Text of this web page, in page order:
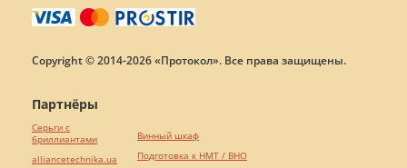
Copyright © 2014-2026 «Протокол». Все права защищены.
Партнёры
Серьги с
бриллиантами
alliancetechnika.ua
Винный шкаф
Подготовка к НМТ / ВНО